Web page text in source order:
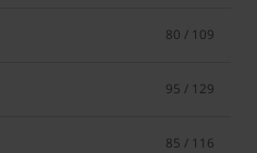
80 / 109
95 / 129
85 / 116